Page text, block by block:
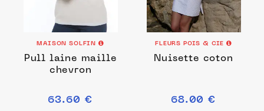
MAISON SOLFIN
Pull laine maille
chevron
63.60 €
FLEURS POIS & CIE
Nuisette coton
68.00 €